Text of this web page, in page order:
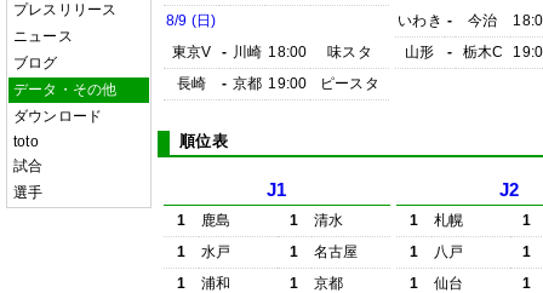
プレスリリース
ニュース
ブログ
データ・その他
ダウンロード
toto
試合
選手
8/9 (日)
東京V
- 川崎 18:00
味スタ
長崎
- 京都 19:00 ピースタ
いわき - 今治
山形
- 栃木C
順位表
J1
1 鹿島 1
清水
1
水戸 1
名古屋
1
浦和 1
京都
J2
1 札幌
1
1
八戸
1
1
仙台
1